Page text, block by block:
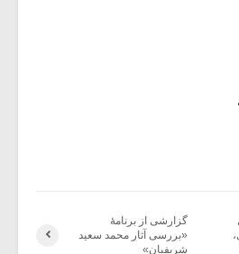
گزارشی از برنامۀ
«بررسی آثار محمد سعید
شریفیان»